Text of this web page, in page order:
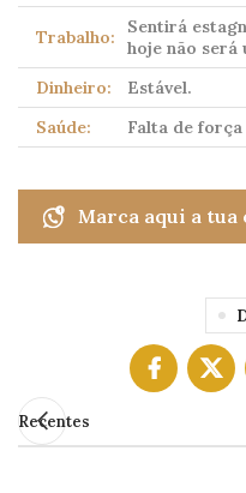
Trabalho:
Sentirá
hoje não será
Dinheiro:
Estável.
Saúde:
Falta de força
Marca aqui a tua
Recentes